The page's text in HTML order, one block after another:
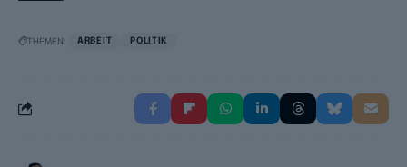
THEMEN: ARBEIT POLITIK